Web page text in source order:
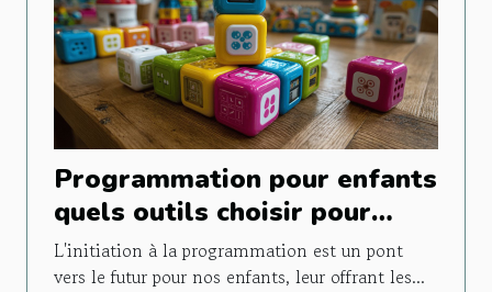
Programmation pour enfants
quels outils choisir pour
initier vos enfants au code
L'initiation à la programmation est un pont
vers le futur pour nos enfants, leur offrant les...